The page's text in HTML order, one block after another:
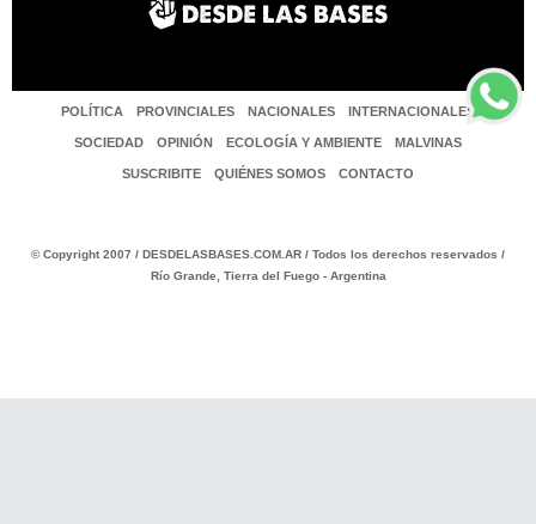
POLÍTICA PROVINCIALES NACIONALES INTERNACIONALES
SOCIEDAD OPINIÓN ECOLOGÍA Y AMBIENTE MALVINAS
SUSCRIBITE QUIÉNES SOMOS CONTACTO
© Copyright 2007 / DESDELASBASES.COM.AR / Todos los derechos reservados /
Río Grande, Tierra del Fuego - Argentina